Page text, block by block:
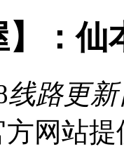
：仙
线路更
网站提